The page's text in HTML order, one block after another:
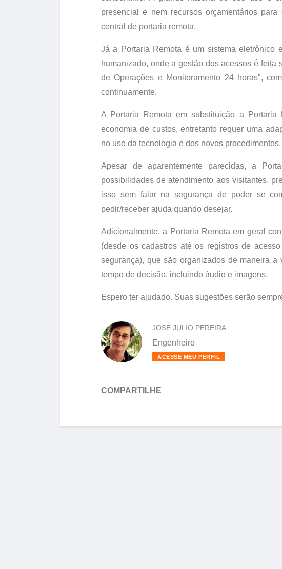
presencial e nem recursos orçamentários
central de portaria remota.
Já a Portaria Remota é um sistema eletrônico
humanizado, onde a gestão dos acessos é
de Operações e Monitoramento 24 horas",
continuamente.
A Portaria Remota em substituição a Portaria
economia de custos, entretanto requer uma
no uso da tecnologia e dos novos procedimentos.
Apesar de aparentemente parecidas, a
possibilidades de atendimento aos visitantes,
isso sem falar na segurança de poder se
pedir/receber ajuda quando desejar.
Adicionalmente, a Portaria Remota em geral
(desde os cadastros até os registros de
segurança), que são organizados de maneira
tempo de decisão, incluindo áudio e imagens.
Espero ter ajudado. Suas sugestões serão
JOSÉ JULIO PEREIRA
Engenheiro
ACESSE MEU PERFIL
COMPARTILHE